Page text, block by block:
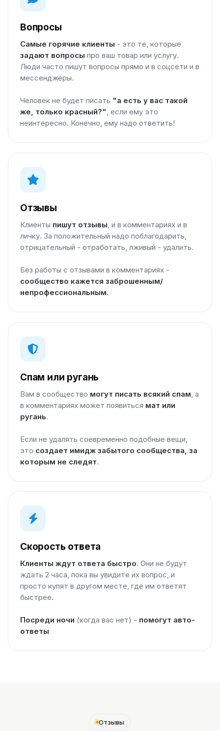
Вопросы
Самые горячие клиенты - это те, которые
задают вопросы про ваш товар или услугу.
Люди часто пишут вопросы прямо и в соцсети и в
мессенджеры.
Человек не будет писать "а есть у вас такой
же, только красный?" , если ему это
неинтересно. Конечно, ему надо ответить!
Отзывы
Клиенты пишут отзывы , и в комментариях и в
личку. За положительный надо поблагодарить,
отрицательный - отработать, лживый - удалить.
Без работы с отзывами в комментариях -
сообщество кажется заброшенным/
непрофессиональным.
Спам или ругань
Вам в сообщество могут писать всякий спам , а
в комментариях может появиться мат или
ругань.
Если не удалять соевременно подобные вещи,
это создает имидж забытого сообщества, за
которым не следят.
Скорость ответа
Клиенты ждут ответа быстро. Они не будут
ждать 2 часа, пока вы увидите их вопрос, и
просто купят в другом месте, где им ответят
быстрее.
Посреди ночи (когда вас нет) - помогут авто-
ответы
Отзывы